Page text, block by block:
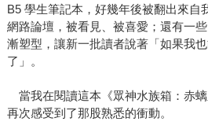
B5 學生筆記本，好幾年後被翻出來自
網路論壇，被看見、被喜愛；還有一
漸塑型，讓新一批讀者說著「如果我
了」。
當我在閱讀這本《眾神水族箱：赤
再次感受到了那股熟悉的衝動。